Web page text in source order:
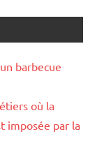
barbecue
où la
imposée par la